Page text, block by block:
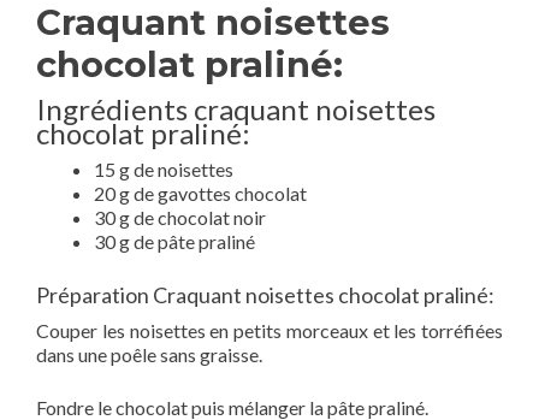
Craquant noisettes
chocolat praliné:
Ingrédients craquant noisettes
chocolat praliné:
15 g de noisettes
20 g de gavottes chocolat
30 g de chocolat noir
30 g de pâte praliné
Préparation Craquant noisettes chocolat praliné:
Couper les noisettes en petits morceaux et les torréfiées
dans une poêle sans graisse.
Fondre le chocolat puis mélanger la pâte praliné.